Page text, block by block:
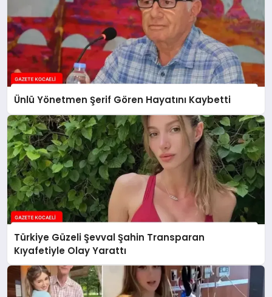
Ünlü Yönetmen Şerif Gören Hayatını Kaybetti
Türkiye Güzeli Şevval Şahin Transparan
Kıyafetiyle Olay Yarattı